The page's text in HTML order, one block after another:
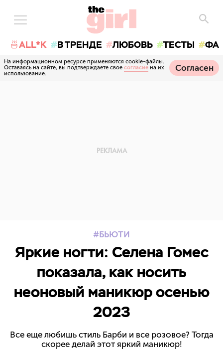
🍜ALL*K В ТРЕНДЕ ЛЮБОВЬ ТЕСТЫ
На информационном ресурсе применяются cookie-файлы.
Оставаясь на сайте, вы подтверждаете свое согласие на их
использование.
Согласен
БЬЮТИ
Яркие ногти: Селена Гомес
показала, как носить
неоновый маникюр осенью
2023
Все еще любишь стиль Барби и все розовое? Тогда
скорее делай этот яркий маникюр!